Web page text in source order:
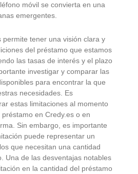
móvil se convierta en una
emergentes.
permite tener una visión clara y
del préstamo que estamos
las tasas de interés y el plazo
investigar y comparar las
para encontrar la que
necesidades. Es
estas limitaciones al momento
en Credy.es o en
Sin embargo, es importante
puede representar un
que necesitan una cantidad
Una de las desventajas notables
en la cantidad del préstamo